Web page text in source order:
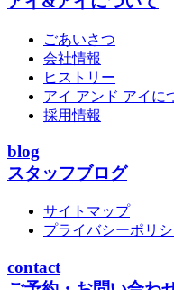
ごあいさつ
会社情報
ヒストリー
アイ アンド アイに
採用情報
blog
スタッフブログ
サイトマップ
プライバシーポリ
contact